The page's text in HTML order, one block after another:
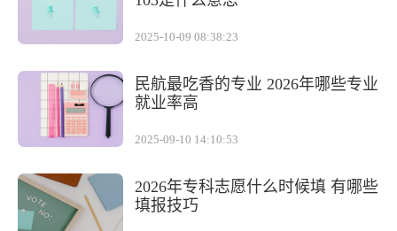
2025-10-09 08:38:23
民航最吃香的专业 2026年哪些专业
就业率高
2025-09-10 14:10:53
2026年专科志愿什么时候填 有哪些
填报技巧